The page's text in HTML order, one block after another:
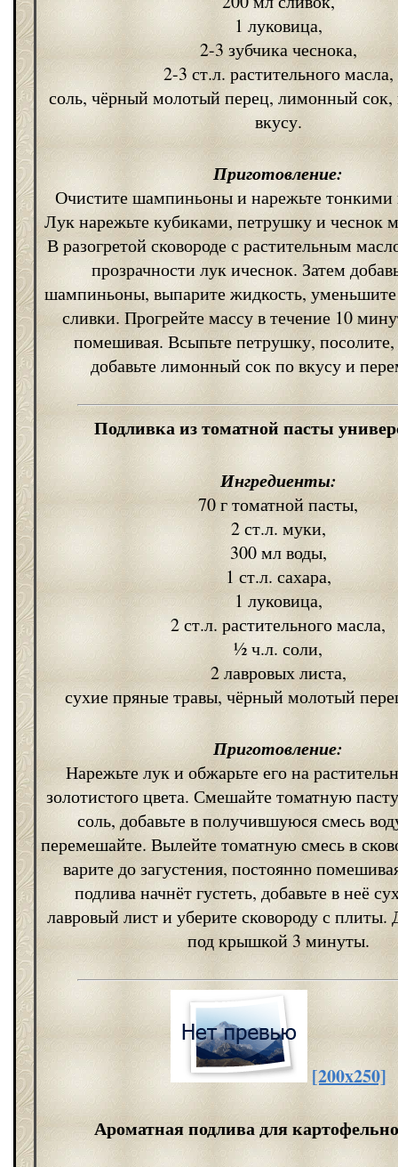
1 луковица,
2-3 зубчика чеснока,
2-3 ст.л. растительного масла,
соль, чёрный молотый перец, лимонный
вкусу.
Приготовление:
Очистите шампиньоны и нарежьте тонкими
Лук нарежьте кубиками, петрушку и чеснок
В разогретой сковороде с растительным
прозрачности лук ичеснок. Затем
шампиньоны, выпарите жидкость, уменьшите
сливки. Прогрейте массу в течение 10
помешивая. Всыпьте петрушку,
добавьте лимонный сок по вкусу и
Подливка из томатной пасты
Ингредиенты:
70 г томатной пасты,
2 ст.л. муки,
300 мл воды,
1 ст.л. сахара,
1 луковица,
2 ст.л. растительного масла,
½ ч.л. соли,
2 лавровых листа,
сухие пряные травы, чёрный молотый
Приготовление:
Нарежьте лук и обжарьте его на
золотистого цвета. Смешайте томатную
соль, добавьте в получившуюся смесь
перемешайте. Вылейте томатную смесь в
варите до загустения, постоянно
подлива начнёт густеть, добавьте в неё
лавровый лист и уберите сковороду с плиты.
под крышкой 3 минуты.
[200x250]
Ароматная подлива для